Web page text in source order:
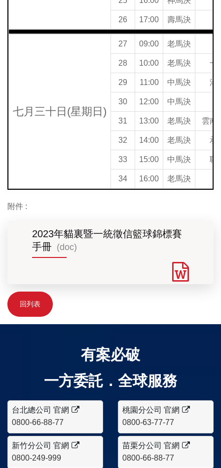
26 17:00 壽馬決
七月三十日(星期日)
27 09:00 老馬決
28 10:00 老馬決 一
29 11:00 中馬決 湯
30 12:00 中馬決
31 13:00 老馬決 雲南
32 14:00 老馬決 承
33 15:00 中馬決 聯
34 16:00 老馬決
附件 :
2023年貓裏暨一統徵信籃球錦標賽
手冊 (doc)
回列表
有案必破
一方委託．全球服務
台北總公司 官網
0800-66-88-77
桃園分公司 官網
0800-63-77-77
新竹分公司 官網
0800-249-999
苗栗分公司 官網
0800-66-88-77